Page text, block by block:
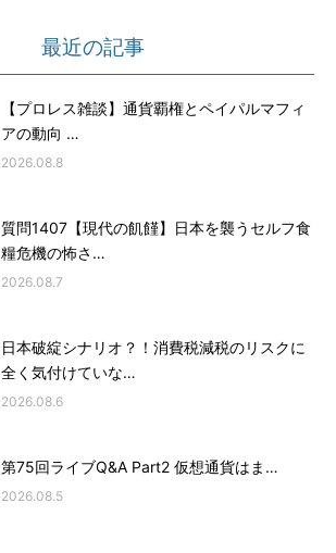
最近の記事
【プロレス雑談】通貨覇権とペイパルマフィ
アの動向 …
2026.08.8
質問1407【現代の飢饉】日本を襲うセルフ食
糧危機の怖さ…
2026.08.7
日本破綻シナリオ？！消費税減税のリスクに
全く気付けていな…
2026.08.6
第75回ライブQ&A Part2 仮想通貨はま…
2026.08.5